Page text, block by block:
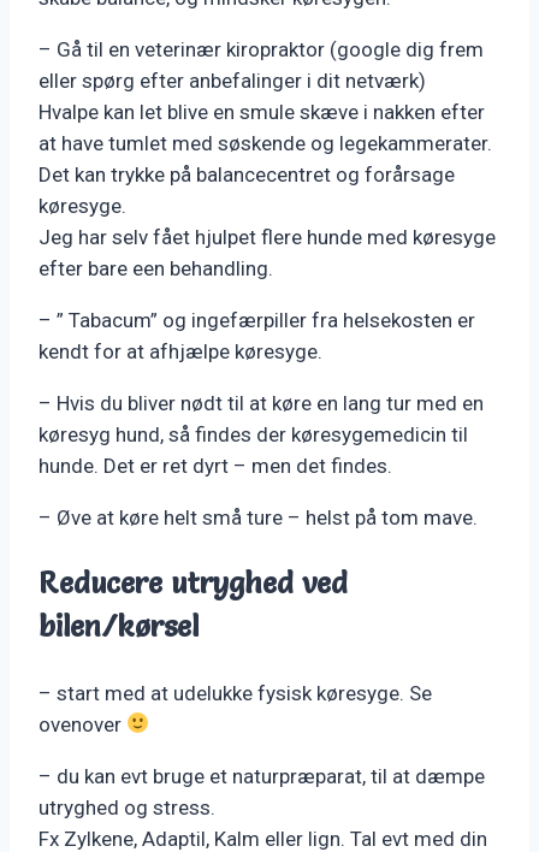
– Gå til en veterinær kiropraktor (google dig frem
eller spørg efter anbefalinger i dit netværk)
Hvalpe kan let blive en smule skæve i nakken efter
at have tumlet med søskende og legekammerater.
Det kan trykke på balancecentret og forårsage
køresyge.
Jeg har selv fået hjulpet flere hunde med køresyge
efter bare een behandling.
– ” Tabacum” og ingefærpiller fra helsekosten er
kendt for at afhjælpe køresyge.
– Hvis du bliver nødt til at køre en lang tur med en
køresyg hund, så findes der køresygemedicin til
hunde. Det er ret dyrt – men det findes.
– Øve at køre helt små ture – helst på tom mave.
Reducere utryghed ved
bilen/kørsel
– start med at udelukke fysisk køresyge. Se
ovenover
– du kan evt bruge et naturpræparat, til at dæmpe
utryghed og stress.
Fx Zylkene, Adaptil, Kalm eller lign. Tal evt med din